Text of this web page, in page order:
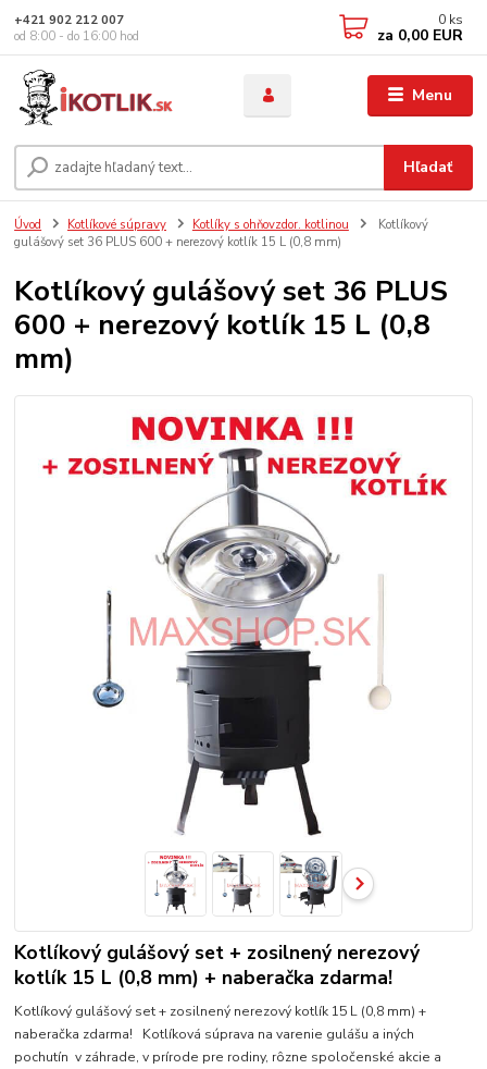
Menu
Hľadať
+421 902 212 007
od 8:00 - do 16:00 hod
0 ks
za 0,00 EUR
Úvod Kotlíkové súpravy Kotlíky s ohňovzdor. kotlinou
Kotlíkový
gulášový set 36 PLUS 600 + nerezový kotlík 15 L (0,8 mm)
Kotlíkový gulášový set 36 PLUS
600 + nerezový kotlík 15 L (0,8
mm)
Kotlíkový gulášový set + zosilnený nerezový
kotlík 15 L (0,8 mm) + naberačka zdarma!
Kotlíkový gulášový set + zosilnený nerezový kotlík 15 L (0,8 mm) +
naberačka zdarma! Kotlíková súprava na varenie gulášu a iných
pochutín v záhrade, v prírode pre rodiny, rôzne spoločenské akcie a